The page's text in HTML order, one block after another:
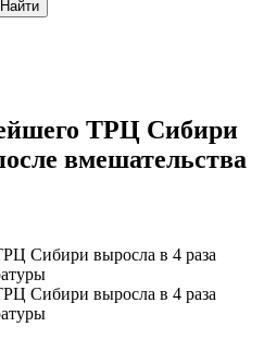
ТРЦ Сибири
вмешательства